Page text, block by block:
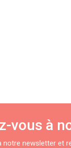
vous à
notre newsletter et